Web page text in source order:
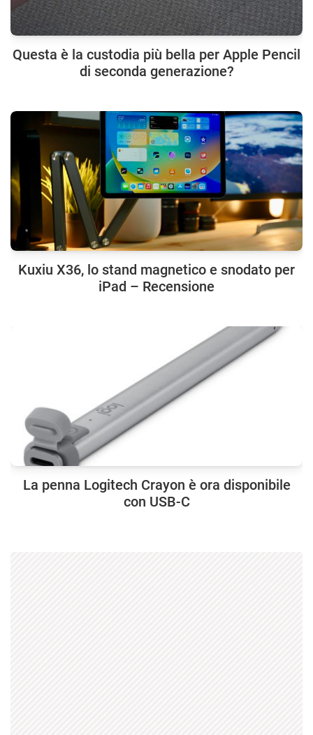
Questa è la custodia più bella per Apple Pencil
di seconda generazione?
Kuxiu X36, lo stand magnetico e snodato per
iPad – Recensione
La penna Logitech Crayon è ora disponibile
con USB-C